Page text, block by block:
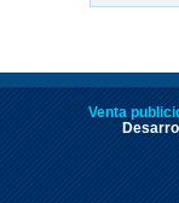
Venta